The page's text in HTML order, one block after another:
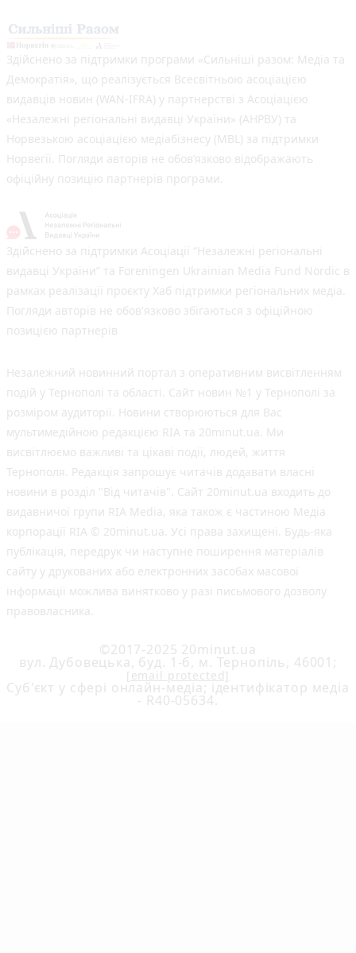
Здійснено за підтримки програми «Сильніші разом: Медіа та
Демократія», що реалізується Всесвітньою асоціацією
видавців новин (WAN-IFRA) у партнерстві з Асоціацією
«Незалежні регіональні видавці України» (АНРВУ) та
Норвезькою асоціацією медіабізнесу (MBL) за підтримки
Норвегії. Погляди авторів не обов’язково відображають
офіційну позицію партнерів програми.
Здійснено за підтримки Асоціації “Незалежні регіональні
видавці України” та Foreningen Ukrainian Media Fund Nordic в
рамках реалізації проєкту Хаб підтримки регіональних медіа.
Погляди авторів не обов'язково збігаються з офіційною
позицією партнерів
Незалежний новинний портал з оперативним висвітленням
подій у Тернополі та області. Сайт новин №1 у Тернополі за
розміром аудиторії. Новини створюються для Вас
мультимедійною редакцією RIA та 20minut.ua. Ми
висвітлюємо важливі та цікаві події, людей, життя
Тернополя. Редакція запрошує читачів додавати власні
новини в розділ "Від читачів". Сайт 20minut.ua входить до
видавничої групи RIA Media, яка також є частиною Медіа
корпорації RIA © 20minut.ua. Усі права захищені. Будь-яка
публiкацiя, передрук чи наступне поширення матеріалів
сайту у друкованих або електронних засобах масової
інформації можлива винятково у разі письмового дозволу
правовласника.
©2017-2025 20minut.ua
вул. Дубовецька, буд. 1-б, м. Тернопіль, 46001;
[email protected]
Cуб'єкт у сфері онлайн-медіа; ідентифікатор медіа
- R40-05634.